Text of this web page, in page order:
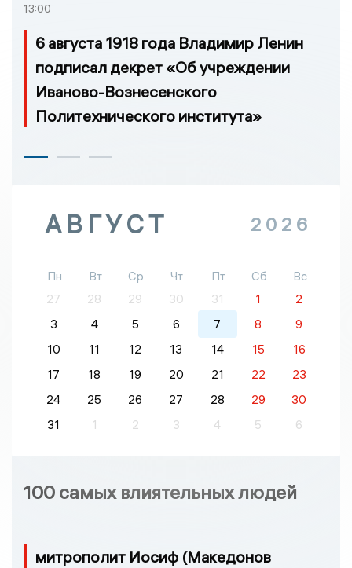
13:00
6 августа 1918 года Владимир Ленин
подписал декрет «Об учреждении
Иваново-Вознесенского
Политехнического института»
АВГУСТ 2026
Пн Вт Ср Чт Пт Сб
Вс
27
28 29 30 31 1
2
3
4 5 6 7 8
9
10
11 12 13 14 15
16
17
18 19 20 21 22
23
24
25 26 27 28 29
30
31
1 2 3 4 5 6
100 самых влиятельных людей
митрополит Иосиф (Македонов